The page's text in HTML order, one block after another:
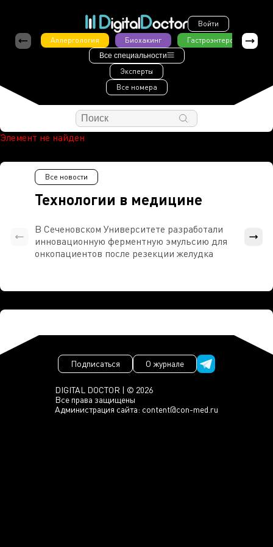
Войти
Аллергология
Биохакинг Гастроэнтерология
Все специальности
Эксперты
Все номера
Элемент не найден
Технологии в медицине
Все новости
В Сеченовском Университете разработали
инновационную ферментную эмульсию для
онкопациентов после резекции желудка
DIGITAL DOCTOR | © 2026
Все права защищены
Администрация сайта: content@con-med.ru
Подписаться О журнале